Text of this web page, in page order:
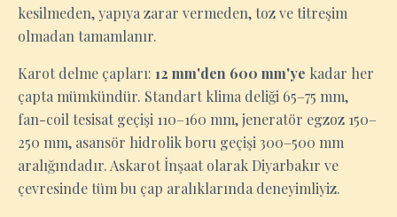
kesilmeden, yapıya zarar vermeden, toz ve titreşim
olmadan tamamlanır.
Karot delme çapları: 12 mm'den 600 mm'ye kadar her
çapta mümkündür. Standart klima deliği 65–75 mm,
fan-coil tesisat geçişi 110–160 mm, jeneratör egzoz 150–
250 mm, asansör hidrolik boru geçişi 300–500 mm
aralığındadır. Askarot İnşaat olarak Diyarbakır ve
çevresinde tüm bu çap aralıklarında deneyimliyiz.